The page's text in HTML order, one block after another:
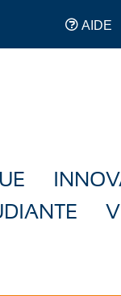
AIDE